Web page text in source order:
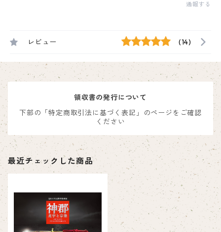
通報する
レビュー (14)
領収書の発行について
下部の「特定商取引法に基づく表記」のページをご確認
ください
最近チェックした商品